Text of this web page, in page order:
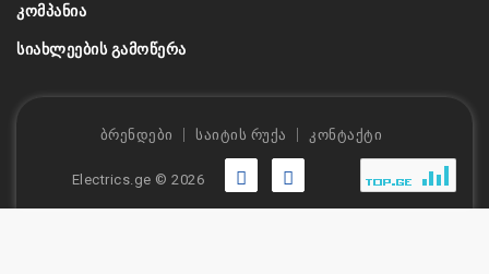
ᲙᲝᲛᲞᲐᲜᲘᲐ
ᲡᲘᲐᲮᲚᲔᲔᲑᲘᲡ ᲒᲐᲛᲝᲬᲔᲠᲐ
ბრენდები საიტის რუქა კონტაქტი
Electrics.ge © 2026